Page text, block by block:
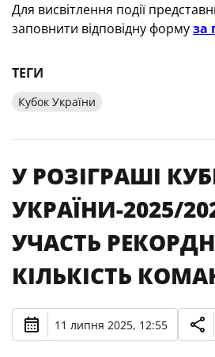
Для висвітлення події
заповнити відповідну формуза
ТЕГИ
Кубок України
У РОЗІГРАШІ
УКРАЇНИ-2025/
УЧАСТЬ
КІЛЬКІСТЬ
11 липня 2025, 12:55